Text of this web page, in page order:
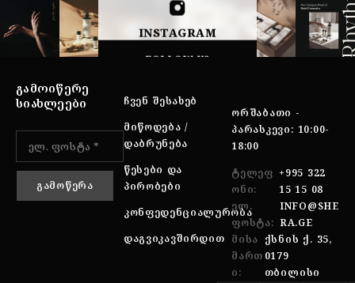
INSTAGRAM
FOLLOW US
ᲒᲐᲛᲝᲘᲬᲔᲠᲔ
ᲡᲘᲐᲮᲚᲔᲔᲑᲘ
ᲩᲕᲔᲜ ᲨᲔᲡᲐᲮᲔᲑ
ᲛᲘᲬᲝᲓᲔᲑᲐ /
ᲓᲐᲑᲠᲣᲜᲔᲑᲐ
ᲬᲔᲡᲔᲑᲘ ᲓᲐ
ᲞᲘᲠᲝᲑᲔᲑᲘ
ᲙᲝᲜᲤᲔᲓᲔᲜᲪᲘᲐᲚᲣᲠᲝᲑᲐ
ᲓᲐᲒᲕᲘᲙᲐᲕᲨᲘᲠᲓᲘᲗ
ᲝᲠᲨᲐᲑᲐᲗᲘ -
ᲞᲐᲠᲐᲡᲙᲔᲕᲘ: 10:00-
18:00
ᲢᲔᲚᲔᲤ
ᲝᲜᲘ:
+995 322
15 15 08
ᲔᲚ.
ᲤᲝᲡᲢᲐ:
INFO@SHE
RA.GE
ᲛᲘᲡᲐ
ᲛᲐᲠᲗ
Ი:
ᲥᲡᲜᲘᲡ Ქ. 35,
0179
ᲗᲑᲘᲚᲘᲡᲘ